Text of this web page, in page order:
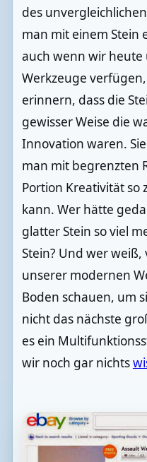
des
man mit einem Stein
auch wenn wir heute
Werkzeuge
erinnern, dass die
gewisser Weise die
Innovation waren.
man mit begrenzten
Portion Kreativität so
kann. Wer hätte
glatter Stein so viel
Stein? Und wer
unserer modernen
Boden schauen, um
nicht das nächste
es ein
wir noch gar nichts